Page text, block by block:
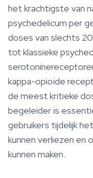
het krachtigste van
psychedelicum per
doses van slechts
tot klassieke
kappa-opioïde
de meest kritieke
begeleider is
gebruikers tijdelijk
kunnen verliezen en
kunnen maken.